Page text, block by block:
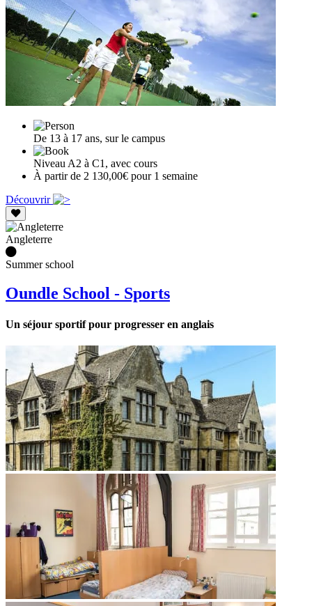
De 13 à 17 ans, sur le campus
Niveau A2 à C1, avec cours
À partir de 2 130,00€ pour 1 semaine
Découvrir
Angleterre
Summer school
Oundle School - Sports
Un séjour sportif pour progresser en anglais